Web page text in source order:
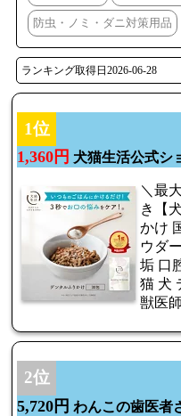
防虫・ノミ・ダニ対策用品
ランキング取得日2026-06-28
1位
1,360円 犬猫生活公式シ
＼最
き【
かけ
ウダ
垢 口
猫 犬
獣医
2位
5,720円 わんこの歯医